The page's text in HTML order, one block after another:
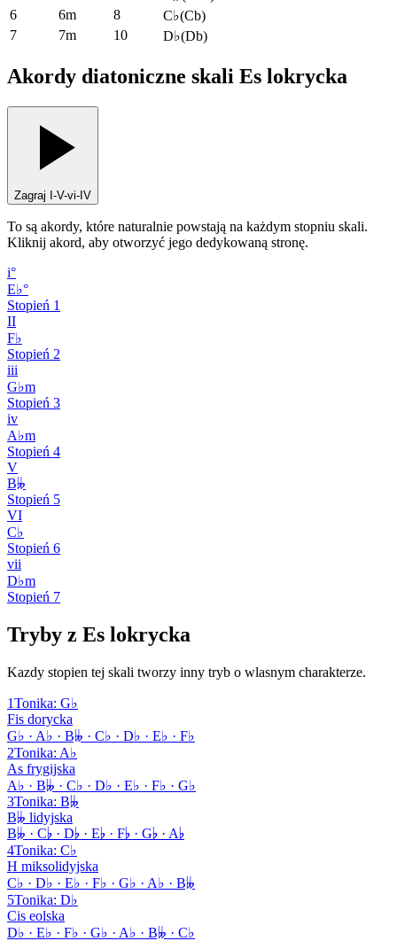
6
6m 8 C♭(Cb)
7
7m 10 D♭(Db)
Akordy diatoniczne skali Es lokrycka
Zagraj I-V-vi-IV
To są akordy, które naturalnie powstają na każdym stopniu skali.
Kliknij akord, aby otworzyć jego dedykowaną stronę.
i°
E♭°
Stopień 1
II
F♭
Stopień 2
iii
G♭m
Stopień 3
iv
A♭m
Stopień 4
V
B𝄫
Stopień 5
VI
C♭
Stopień 6
vii
D♭m
Stopień 7
Tryby z Es lokrycka
Kazdy stopien tej skali tworzy inny tryb o wlasnym charakterze.
1Tonika: G♭
Fis dorycka
G♭ · A♭ · B𝄫 · C♭ · D♭ · E♭ · F♭
2Tonika: A♭
As frygijska
A♭ · B𝄫 · C♭ · D♭ · E♭ · F♭ · G♭
3Tonika: B𝄫
B𝄫 lidyjska
B𝄫 · C♭ · D♭ · E♭ · F♭ · G♭ · A♭
4Tonika: C♭
H miksolidyjska
C♭ · D♭ · E♭ · F♭ · G♭ · A♭ · B𝄫
5Tonika: D♭
Cis eolska
D♭ · E♭ · F♭ · G♭ · A♭ · B𝄫 · C♭